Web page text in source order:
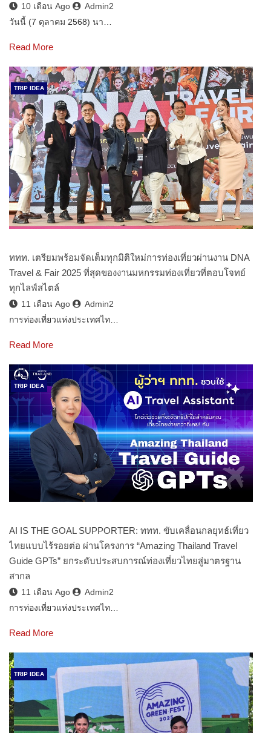
10 เดือน Ago
Admin2
วันนี้ (7 ตุลาคม 2568) นา…
Read More
TRIP IDEA
ททท. เตรียมพร้อมจัดเต็มทุกมิติใหม่การท่องเที่ยวผ่านงาน DNA
Travel & Fair 2025 ที่สุดของงานมหกรรมท่องเที่ยวที่ตอบโจทย์
ทุกไลฟ์สไตล์
11 เดือน Ago
Admin2
การท่องเที่ยวแห่งประเทศไท…
Read More
TRIP IDEA
AI IS THE GOAL SUPPORTER: ททท. ขับเคลื่อนกลยุทธ์เที่ยว
ไทยแบบไร้รอยต่อ ผ่านโครงการ “Amazing Thailand Travel
Guide GPTs” ยกระดับประสบการณ์ท่องเที่ยวไทยสู่มาตรฐาน
สากล
11 เดือน Ago
Admin2
การท่องเที่ยวแห่งประเทศไท…
Read More
TRIP IDEA